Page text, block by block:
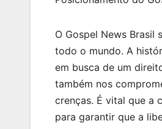
O Gospel News Brasil
todo o mundo. A
em busca de um
também nos
crenças. É vital que a
para garantir que a